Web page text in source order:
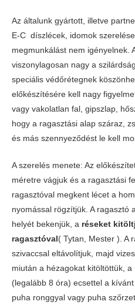
Az általunk gyártott, illetve
E-C díszlécek, idomok
megmunkálást nem igényelnek.
viszonylagosan nagy a
speciális védőrétegnek
előkészítésére kell nagy
vagy vakolatlan fal, gipszlap,
hogy a ragasztási alap száraz,
és más szennyeződést le kell
A szerelés menete: Az
méretre vágjuk és a ragasztási
ragasztóval megkent lécet a
nyomással rögzítjük. A ragasztó
helyét bekenjük, a réseket
ragasztóval ( Tytan, Mester ). A
szivaccsal eltávolítjuk, majd
miután a hézagokat kitöltöttük,
(legalább 8 óra) ecsettel a
puha ronggyal vagy puha